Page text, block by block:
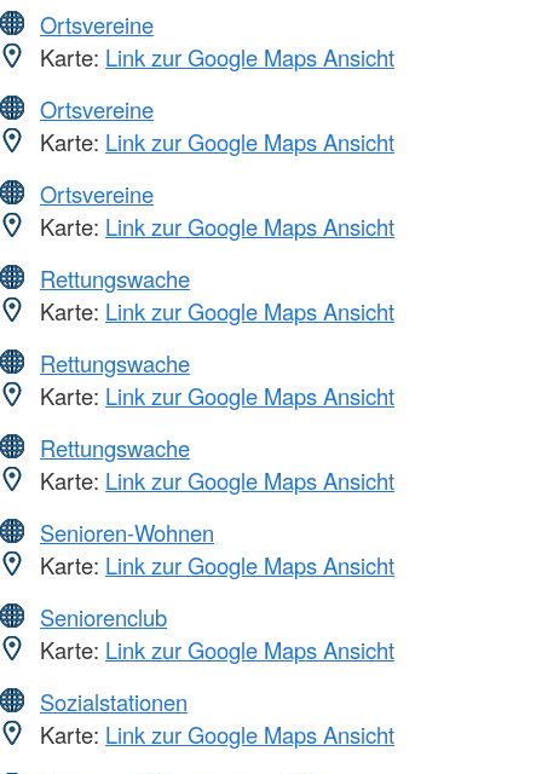
Ortsvereine
Karte: Link zur Google Maps Ansicht
Ortsvereine
Karte: Link zur Google Maps Ansicht
Ortsvereine
Karte: Link zur Google Maps Ansicht
Rettungswache
Karte: Link zur Google Maps Ansicht
Rettungswache
Karte: Link zur Google Maps Ansicht
Rettungswache
Karte: Link zur Google Maps Ansicht
Senioren-Wohnen
Karte: Link zur Google Maps Ansicht
Seniorenclub
Karte: Link zur Google Maps Ansicht
Sozialstationen
Karte: Link zur Google Maps Ansicht